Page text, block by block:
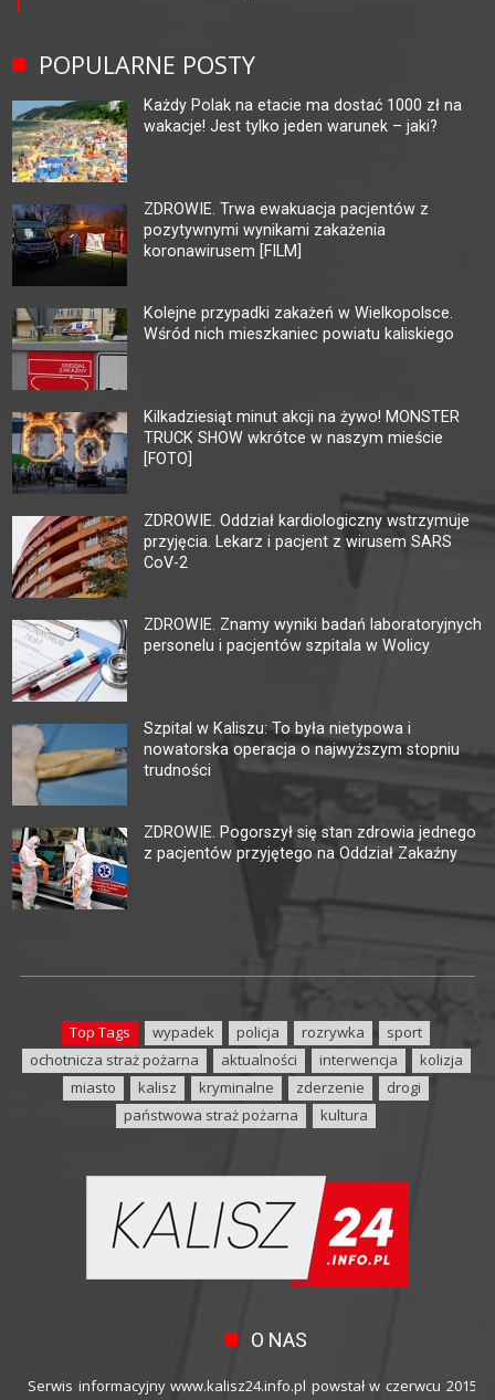
POPULARNE POSTY
Każdy Polak na etacie ma dostać 1000 zł na
wakacje! Jest tylko jeden warunek – jaki?
ZDROWIE. Trwa ewakuacja pacjentów z
pozytywnymi wynikami zakażenia
koronawirusem [FILM]
Kolejne przypadki zakażeń w Wielkopolsce.
Wśród nich mieszkaniec powiatu kaliskiego
Kilkadziesiąt minut akcji na żywo! MONSTER
TRUCK SHOW wkrótce w naszym mieście
[FOTO]
ZDROWIE. Oddział kardiologiczny wstrzymuje
przyjęcia. Lekarz i pacjent z wirusem SARS
CoV-2
ZDROWIE. Znamy wyniki badań laboratoryjnych
personelu i pacjentów szpitala w Wolicy
Szpital w Kaliszu: To była nietypowa i
nowatorska operacja o najwyższym stopniu
trudności
ZDROWIE. Pogorszył się stan zdrowia jednego
z pacjentów przyjętego na Oddział Zakaźny
Top Tags wypadek policja rozrywka
sport
ochotnicza straż pożarna
aktualności interwencja
kolizja
miasto
kalisz kryminalne zderzenie
drogi
państwowa straż pożarna
kultura
O NAS
Serwis informacyjny www.kalisz24.info.pl powstał w czerwcu 2015